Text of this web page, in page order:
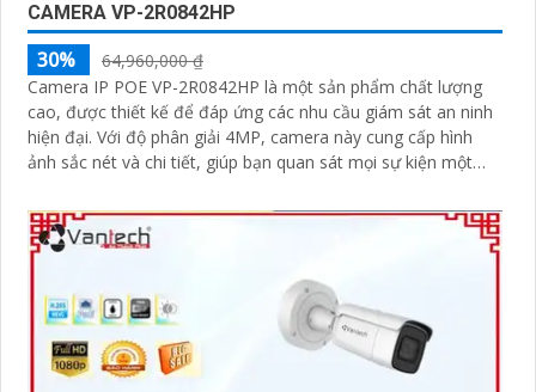
CAMERA VP-2R0842HP
30%
64,960,000 ₫
Camera IP POE VP-2R0842HP là một sản phẩm chất lượng
cao, được thiết kế để đáp ứng các nhu cầu giám sát an ninh
hiện đại. Với độ phân giải 4MP, camera này cung cấp hình
ảnh sắc nét và chi tiết, giúp bạn quan sát mọi sự kiện một